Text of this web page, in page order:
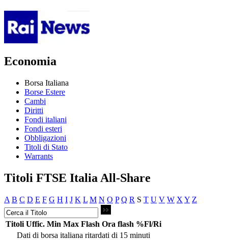
Economia
Borsa Italiana
Borse Estere
Cambi
Diritti
Fondi italiani
Fondi esteri
Obbligazioni
Titoli di Stato
Warrants
Titoli FTSE Italia All-Share
A B C D E F G H I J K L M N O P Q R S T U V W X Y Z
Titoli Uffic. Min Max Flash Ora flash %Fl/Ri
Dati di borsa italiana ritardati di 15 minuti